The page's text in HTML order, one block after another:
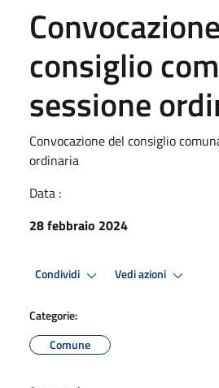
consiglio
sessione
Convocazione del consiglio
ordinaria
Data :
28 febbraio 2024
Condividi Vedi azioni
Categorie:
Comune